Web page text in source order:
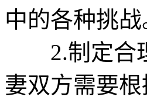
中的各种挑战
2.制定合理
妻双方需要